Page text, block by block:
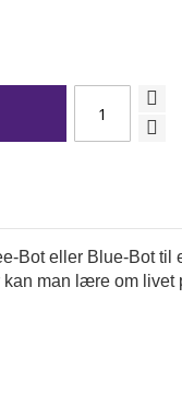
Bot eller Blue-Bot til
kan man lære om livet